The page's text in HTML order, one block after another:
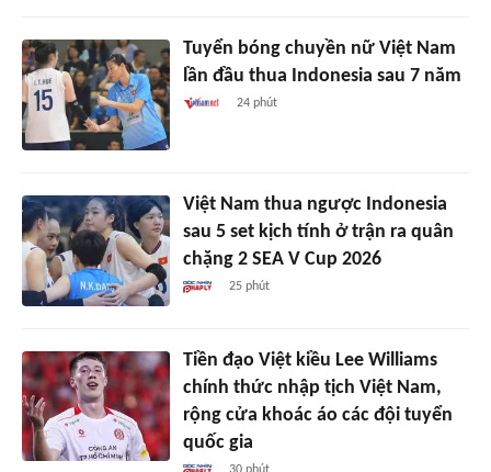
Tuyển bóng chuyền nữ Việt Nam
lần đầu thua Indonesia sau 7 năm
24 phút
Việt Nam thua ngược Indonesia
sau 5 set kịch tính ở trận ra quân
chặng 2 SEA V Cup 2026
25 phút
Tiền đạo Việt kiều Lee Williams
chính thức nhập tịch Việt Nam,
rộng cửa khoác áo các đội tuyển
quốc gia
30 phút